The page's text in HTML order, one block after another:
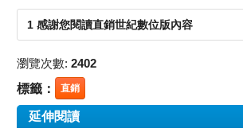
1 感謝您閱讀直銷世紀數位版內容
瀏覽次數: 2402
標籤： 直銷
延伸閱讀